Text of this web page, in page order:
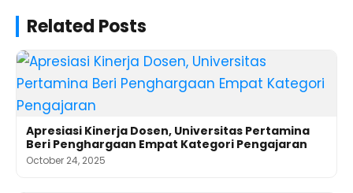
Related Posts
Apresiasi Kinerja Dosen, Universitas Pertamina
Beri Penghargaan Empat Kategori Pengajaran
October 24, 2025